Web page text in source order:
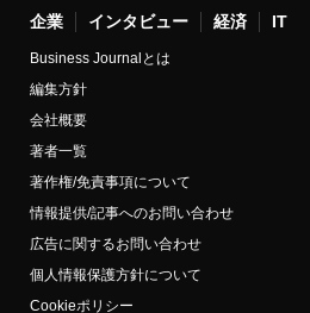
企業 インタビュー 経済 IT
Business Journalとは
編集方針
会社概要
著者一覧
著作権/免責事項について
情報提供/記事へのお問い合わせ
広告に関するお問い合わせ
個人情報保護方針について
Cookieポリシー